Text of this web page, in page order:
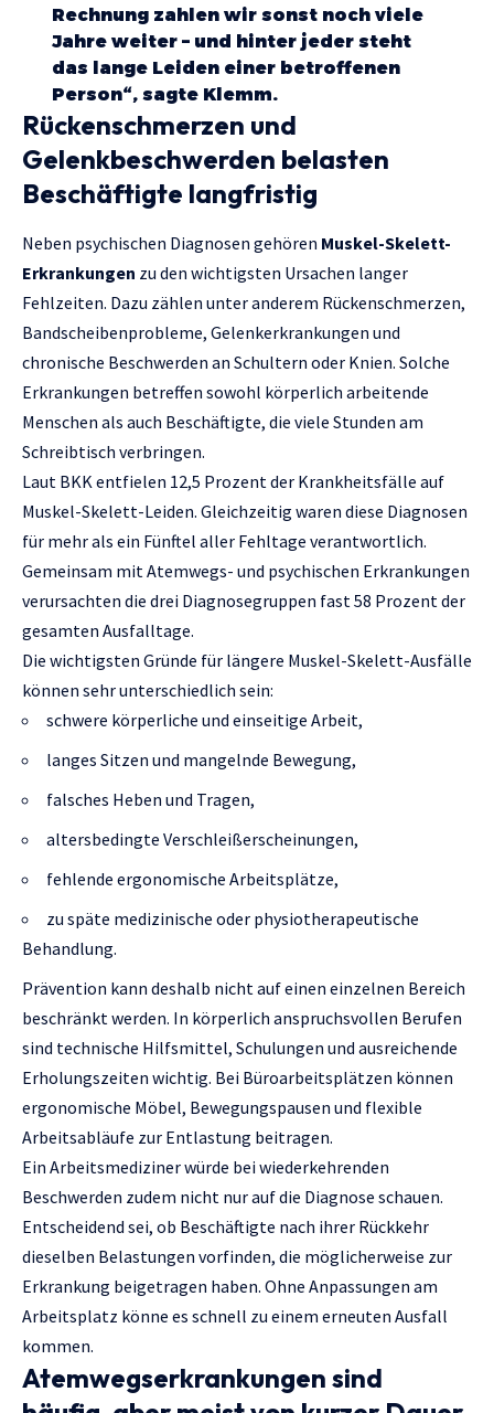
Rechnung zahlen wir sonst noch viele
Jahre weiter – und hinter jeder steht
das lange Leiden einer betroffenen
Person“, sagte Klemm.
Rückenschmerzen und
Gelenkbeschwerden belasten
Beschäftigte langfristig
Neben psychischen Diagnosen gehören Muskel-Skelett-
Erkrankungen zu den wichtigsten Ursachen langer
Fehlzeiten. Dazu zählen unter anderem Rückenschmerzen,
Bandscheibenprobleme, Gelenkerkrankungen und
chronische Beschwerden an Schultern oder Knien. Solche
Erkrankungen betreffen sowohl körperlich arbeitende
Menschen als auch Beschäftigte, die viele Stunden am
Schreibtisch verbringen.
Laut BKK entfielen 12,5 Prozent der Krankheitsfälle auf
Muskel-Skelett-Leiden. Gleichzeitig waren diese Diagnosen
für mehr als ein Fünftel aller Fehltage verantwortlich.
Gemeinsam mit Atemwegs- und psychischen Erkrankungen
verursachten die drei Diagnosegruppen fast 58 Prozent der
gesamten Ausfalltage.
Die wichtigsten Gründe für längere Muskel-Skelett-Ausfälle
können sehr unterschiedlich sein:
schwere körperliche und einseitige Arbeit,
langes Sitzen und mangelnde Bewegung,
falsches Heben und Tragen,
altersbedingte Verschleißerscheinungen,
fehlende ergonomische Arbeitsplätze,
zu späte medizinische oder physiotherapeutische
Behandlung.
Prävention kann deshalb nicht auf einen einzelnen Bereich
beschränkt werden. In körperlich anspruchsvollen Berufen
sind technische Hilfsmittel, Schulungen und ausreichende
Erholungszeiten wichtig. Bei Büroarbeitsplätzen können
ergonomische Möbel, Bewegungspausen und flexible
Arbeitsabläufe zur Entlastung beitragen.
Ein Arbeitsmediziner würde bei wiederkehrenden
Beschwerden zudem nicht nur auf die Diagnose schauen.
Entscheidend sei, ob Beschäftigte nach ihrer Rückkehr
dieselben Belastungen vorfinden, die möglicherweise zur
Erkrankung beigetragen haben. Ohne Anpassungen am
Arbeitsplatz könne es schnell zu einem erneuten Ausfall
kommen.
Atemwegserkrankungen sind